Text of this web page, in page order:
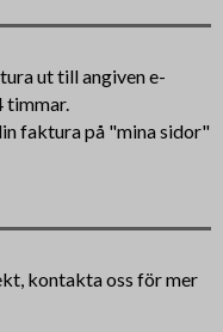
ut till angiven e-
timmar.
faktura på "mina sidor"
kontakta oss för mer